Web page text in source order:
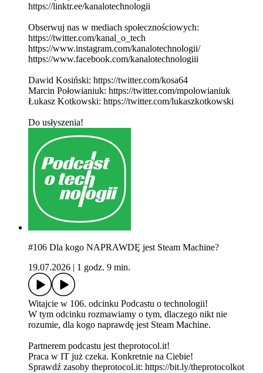
⁠⁠⁠⁠⁠⁠⁠⁠⁠⁠⁠⁠⁠⁠⁠⁠⁠⁠⁠⁠⁠⁠⁠⁠⁠⁠⁠⁠⁠⁠⁠⁠⁠⁠⁠⁠⁠⁠⁠⁠⁠⁠⁠⁠⁠⁠⁠⁠⁠⁠⁠⁠⁠⁠⁠⁠⁠⁠⁠⁠⁠⁠⁠⁠⁠⁠⁠⁠⁠⁠⁠⁠⁠⁠⁠⁠⁠⁠⁠⁠⁠⁠⁠⁠⁠⁠⁠⁠⁠⁠⁠https://linktr.ee/kanalotechnologii⁠⁠⁠⁠⁠⁠⁠⁠⁠⁠⁠⁠⁠⁠⁠⁠⁠⁠⁠⁠⁠⁠⁠⁠⁠⁠⁠⁠⁠⁠⁠⁠⁠⁠⁠⁠⁠⁠⁠⁠⁠⁠⁠⁠⁠⁠⁠⁠⁠⁠⁠⁠⁠⁠⁠⁠⁠⁠⁠⁠⁠⁠⁠⁠⁠⁠⁠⁠⁠⁠⁠⁠⁠⁠⁠⁠⁠⁠⁠⁠⁠⁠⁠⁠⁠⁠⁠⁠⁠⁠⁠
Obserwuj nas w mediach społecznościowych:
⁠⁠⁠⁠⁠⁠⁠⁠⁠⁠⁠⁠⁠⁠⁠⁠⁠⁠⁠⁠⁠⁠⁠⁠⁠⁠⁠⁠⁠⁠⁠⁠⁠⁠⁠⁠⁠⁠⁠⁠⁠⁠⁠⁠⁠⁠⁠⁠⁠⁠⁠⁠⁠⁠⁠⁠⁠⁠⁠⁠⁠⁠⁠⁠⁠⁠⁠⁠⁠⁠⁠⁠⁠⁠⁠⁠⁠⁠⁠⁠⁠⁠⁠⁠⁠⁠⁠⁠⁠⁠⁠⁠⁠https://twitter.com/kanal_o_tech⁠⁠⁠⁠⁠⁠⁠⁠⁠⁠⁠⁠⁠⁠⁠⁠⁠⁠⁠⁠⁠⁠⁠⁠⁠⁠⁠⁠⁠⁠⁠⁠⁠⁠⁠⁠⁠⁠⁠⁠⁠⁠⁠⁠⁠⁠⁠⁠⁠⁠⁠⁠⁠⁠⁠⁠⁠⁠⁠⁠⁠⁠⁠⁠⁠⁠⁠⁠⁠⁠⁠⁠⁠⁠⁠⁠⁠⁠⁠⁠⁠⁠⁠⁠⁠⁠⁠⁠⁠⁠⁠⁠⁠
⁠⁠⁠⁠⁠⁠⁠⁠⁠⁠⁠⁠⁠⁠⁠⁠⁠⁠⁠⁠⁠⁠⁠⁠⁠⁠⁠⁠⁠⁠⁠⁠⁠⁠⁠⁠⁠⁠⁠⁠⁠⁠⁠⁠⁠⁠⁠⁠⁠⁠⁠⁠⁠⁠⁠⁠⁠⁠⁠⁠⁠⁠⁠⁠⁠⁠⁠⁠⁠⁠⁠⁠⁠⁠⁠⁠⁠⁠⁠⁠⁠⁠⁠⁠⁠⁠⁠⁠⁠⁠⁠⁠⁠https://www.instagram.com/kanalotechnologii/⁠⁠⁠⁠⁠⁠⁠⁠⁠⁠⁠⁠⁠⁠⁠⁠⁠⁠⁠⁠⁠⁠⁠⁠⁠⁠⁠⁠⁠⁠⁠⁠⁠⁠⁠⁠⁠⁠⁠⁠⁠⁠⁠⁠⁠⁠⁠⁠⁠⁠⁠⁠⁠⁠⁠⁠⁠⁠⁠⁠⁠⁠⁠⁠⁠⁠⁠⁠⁠⁠⁠⁠⁠⁠⁠⁠⁠⁠⁠⁠⁠⁠⁠⁠⁠⁠⁠⁠⁠⁠⁠⁠⁠
⁠⁠⁠⁠⁠⁠⁠⁠⁠⁠⁠⁠⁠⁠⁠⁠⁠⁠⁠⁠⁠⁠⁠⁠⁠⁠⁠⁠⁠⁠⁠⁠⁠⁠⁠⁠⁠⁠⁠⁠⁠⁠⁠⁠⁠⁠⁠⁠⁠⁠⁠⁠⁠⁠⁠⁠⁠⁠⁠⁠⁠⁠⁠⁠⁠⁠⁠⁠⁠⁠⁠⁠⁠⁠⁠⁠⁠⁠⁠⁠⁠⁠⁠⁠⁠⁠⁠⁠⁠⁠⁠⁠⁠https://www.facebook.com/kanalotechnologiii⁠⁠⁠⁠⁠⁠⁠⁠⁠⁠⁠⁠⁠⁠⁠⁠⁠⁠⁠⁠⁠⁠⁠⁠⁠⁠⁠⁠⁠⁠⁠⁠⁠⁠⁠⁠⁠⁠⁠⁠⁠⁠⁠⁠⁠⁠⁠⁠⁠⁠⁠⁠⁠⁠⁠⁠⁠⁠⁠⁠⁠⁠⁠⁠⁠⁠⁠⁠⁠⁠⁠⁠⁠⁠⁠⁠⁠⁠⁠⁠⁠⁠⁠⁠⁠⁠⁠⁠⁠⁠⁠⁠⁠
Dawid Kosiński: ⁠⁠⁠⁠⁠⁠⁠⁠⁠⁠⁠⁠⁠⁠⁠⁠⁠⁠⁠⁠⁠⁠⁠⁠⁠⁠⁠⁠⁠⁠⁠⁠⁠⁠⁠⁠⁠⁠⁠⁠⁠⁠⁠⁠⁠⁠⁠⁠⁠⁠⁠⁠⁠⁠⁠⁠⁠⁠⁠⁠⁠⁠⁠⁠⁠⁠⁠⁠⁠⁠⁠⁠⁠⁠⁠⁠⁠⁠⁠⁠⁠⁠⁠⁠⁠⁠⁠⁠⁠⁠⁠⁠⁠https://twitter.com/kosa64⁠⁠⁠⁠⁠⁠⁠⁠⁠⁠⁠⁠⁠⁠⁠⁠⁠⁠⁠⁠⁠⁠⁠⁠⁠⁠⁠⁠⁠⁠⁠⁠⁠⁠⁠⁠⁠⁠⁠⁠⁠⁠⁠⁠⁠⁠⁠⁠⁠⁠⁠⁠⁠⁠⁠⁠⁠⁠⁠⁠⁠⁠⁠⁠⁠⁠⁠⁠⁠⁠⁠⁠⁠⁠⁠⁠⁠⁠⁠⁠⁠⁠⁠⁠⁠⁠⁠⁠⁠⁠⁠⁠⁠
Marcin Połowianiuk: ⁠⁠⁠⁠⁠⁠⁠⁠⁠⁠⁠⁠⁠⁠⁠⁠⁠⁠⁠⁠⁠⁠⁠⁠⁠⁠⁠⁠⁠⁠⁠⁠⁠⁠⁠⁠⁠⁠⁠⁠⁠⁠⁠⁠⁠⁠⁠⁠⁠⁠⁠⁠⁠⁠⁠⁠⁠⁠⁠⁠⁠⁠⁠⁠⁠⁠⁠⁠⁠⁠⁠⁠⁠⁠⁠⁠⁠⁠⁠⁠⁠⁠⁠⁠⁠⁠⁠⁠⁠⁠⁠⁠⁠https://twitter.com/mpolowianiuk⁠⁠⁠⁠⁠⁠⁠⁠⁠⁠⁠⁠⁠⁠⁠⁠⁠⁠⁠⁠⁠⁠⁠⁠⁠⁠⁠⁠⁠⁠⁠⁠⁠⁠⁠⁠⁠⁠⁠⁠⁠⁠⁠⁠⁠⁠⁠⁠⁠⁠⁠⁠⁠⁠⁠⁠⁠⁠⁠⁠⁠⁠⁠⁠⁠⁠⁠⁠⁠⁠⁠⁠⁠⁠⁠⁠⁠⁠⁠⁠⁠⁠⁠⁠⁠⁠⁠⁠⁠⁠⁠⁠⁠
Łukasz Kotkowski: ⁠⁠⁠⁠⁠⁠⁠⁠⁠⁠⁠⁠⁠⁠⁠⁠⁠⁠⁠⁠⁠⁠⁠⁠⁠⁠⁠⁠⁠⁠⁠⁠⁠⁠⁠⁠⁠⁠⁠⁠⁠⁠⁠⁠⁠⁠⁠⁠⁠⁠⁠⁠⁠⁠⁠⁠⁠⁠⁠⁠⁠⁠⁠⁠⁠⁠⁠⁠⁠⁠⁠⁠⁠⁠⁠⁠⁠⁠⁠⁠⁠⁠⁠⁠⁠⁠⁠⁠⁠⁠⁠⁠⁠https://twitter.com/lukaszkotkowski⁠⁠⁠⁠⁠⁠⁠⁠⁠⁠⁠⁠⁠⁠⁠⁠⁠⁠⁠⁠⁠⁠⁠⁠⁠⁠⁠⁠⁠⁠⁠⁠⁠⁠⁠⁠⁠⁠⁠⁠⁠⁠⁠⁠⁠⁠⁠⁠⁠⁠⁠⁠⁠⁠⁠⁠⁠⁠⁠⁠⁠⁠⁠⁠⁠⁠⁠⁠⁠⁠⁠⁠⁠⁠⁠⁠⁠⁠⁠⁠⁠⁠⁠⁠⁠⁠⁠⁠⁠⁠⁠⁠⁠
Do usłyszenia!
#106 Dla kogo NAPRAWDĘ jest Steam Machine?
19.07.2026
1 godz. 9 min.
Witajcie w 106. odcinku Podcastu o technologii!
W tym odcinku rozmawiamy o tym, dlaczego nikt nie
rozumie, dla kogo naprawdę jest Steam Machine.
Partnerem podcastu jest theprotocol.it!
Praca w IT już czeka. Konkretnie na Ciebie!
Sprawdź zasoby theprotocol.it: ⁠⁠⁠https://bit.ly/theprotocolkot⁠⁠⁠